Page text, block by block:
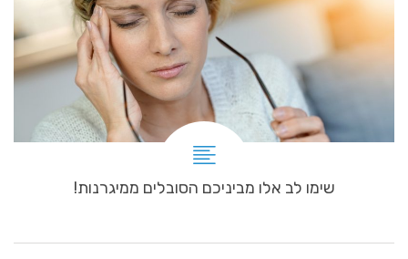
שימו לב אלו מביניכם הסובלים ממיגרנות!